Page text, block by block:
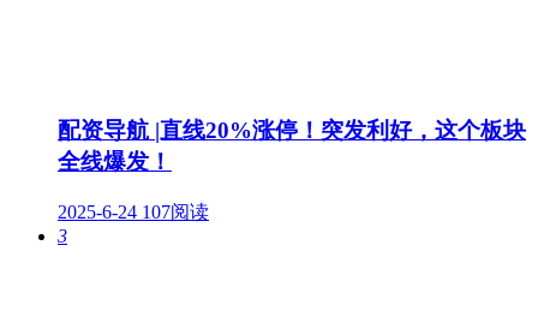
配资导航 |直线20%涨停！突发利好，这个板块
全线爆发！
2025-6-24 107阅读
3